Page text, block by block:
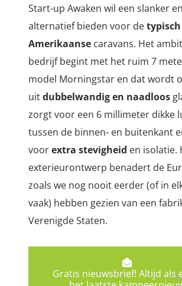
Start-up Awaken wil een slanker
alternatief bieden voor detypisch
Amerikaanse caravans. Het
bedrijf begint met het ruim 7
model Morningstar en dat wordt
uitdubbelwandig en naadloos
zorgt voor een 6 millimeter dikke
tussen de binnen- en buitenkant
voorextra stevigheid en isolatie.
exterieurontwerp benadert de
zoals we nog nooit eerder (of in
vaak) hebben gezien van een
Verenigde Staten.
Gratis nieuwsbrief! Altijd als